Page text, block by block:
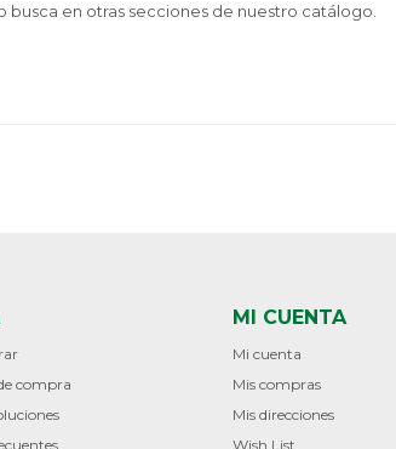
en otras secciones de nuestro catálogo.
compra
MI CUENTA
Mi cuenta
Mis compras
Mis direcciones
Wish List